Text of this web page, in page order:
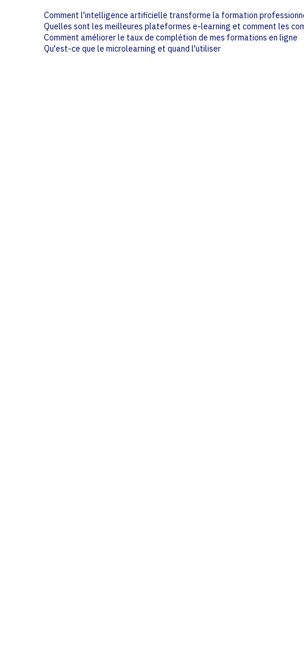
Comment l'intelligence artificielle transforme la formation
Quelles sont les meilleures plateformes e-learning et comment les
Comment améliorer le taux de complétion de mes formations en ligne
Qu'est-ce que le microlearning et quand l'utiliser